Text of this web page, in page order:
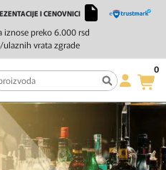
iznose preko 6.000 rsd
vrata zgrade
I CENOVNICI
0